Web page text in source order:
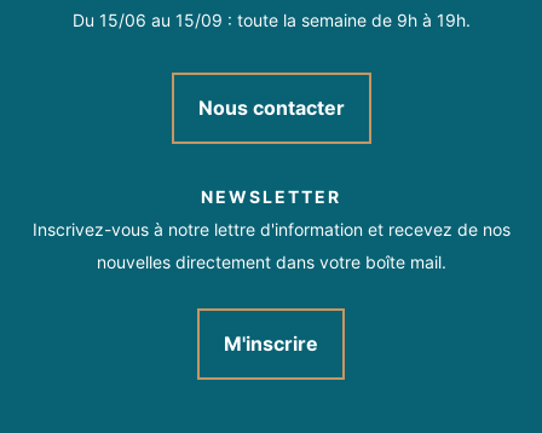
Du 15/06 au 15/09 : toute la semaine de 9h à 19h.
Nous contacter
NEWSLETTER
Inscrivez-vous à notre lettre d'information et recevez de nos
nouvelles directement dans votre boîte mail.
M'inscrire